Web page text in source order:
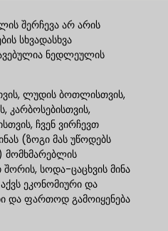
შერჩევა არ არის
სხვადასხვა
ნედლეულის
ლუდის ბოთლისთვის,
კარბოსებისთვის,
ჩვენ ვირჩევთ
(ზოგი მას უწოდებს
მომხმარებლის
შორის, სოდა-ცაცხვის მინა
ეკონომიური და
და ფართოდ გამოიყენება